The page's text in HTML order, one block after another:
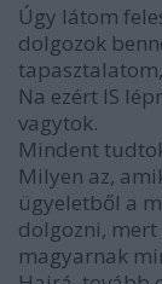
Úgy látom
dolgozok
Na ezért IS
vagytok.
Mindent
Milyen az,
ügyeletből a
dolgozni,
magyarnak